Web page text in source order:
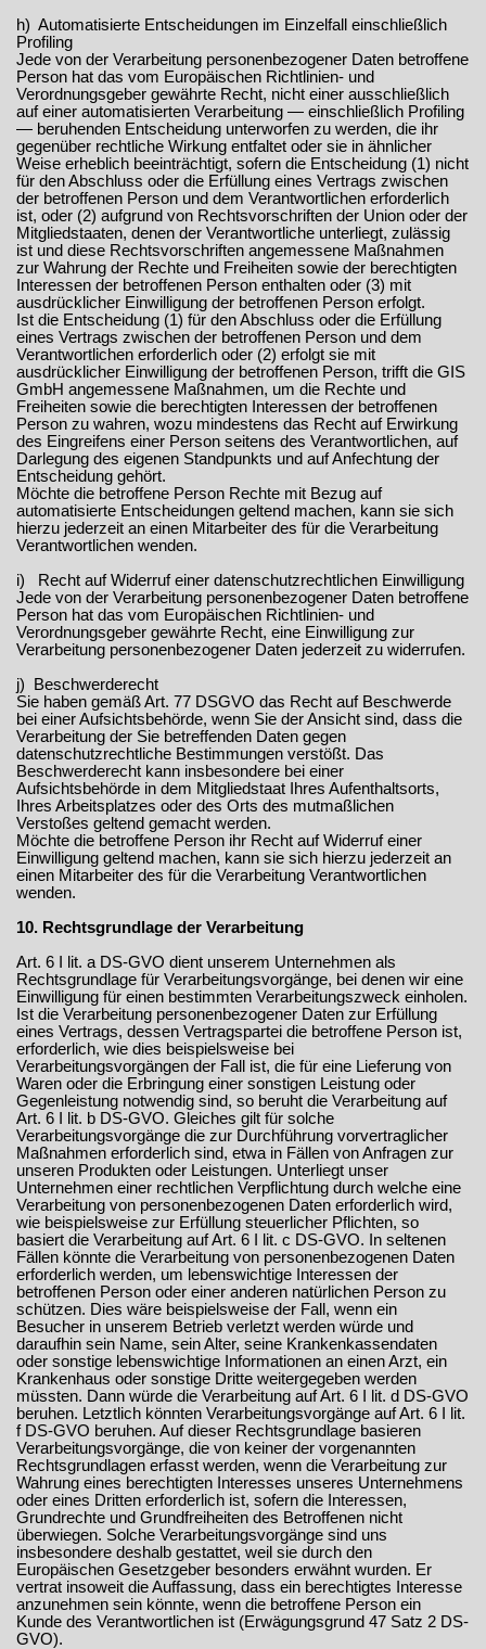
h) Automatisierte Entscheidungen im Einzelfall einschließlich
Profiling
Jede von der Verarbeitung personenbezogener Daten betroffene
Person hat das vom Europäischen Richtlinien- und
Verordnungsgeber gewährte Recht, nicht einer ausschließlich
auf einer automatisierten Verarbeitung — einschließlich Profiling
— beruhenden Entscheidung unterworfen zu werden, die ihr
gegenüber rechtliche Wirkung entfaltet oder sie in ähnlicher
Weise erheblich beeinträchtigt, sofern die Entscheidung (1) nicht
für den Abschluss oder die Erfüllung eines Vertrags zwischen
der betroffenen Person und dem Verantwortlichen erforderlich
ist, oder (2) aufgrund von Rechtsvorschriften der Union oder der
Mitgliedstaaten, denen der Verantwortliche unterliegt, zulässig
ist und diese Rechtsvorschriften angemessene Maßnahmen
zur Wahrung der Rechte und Freiheiten sowie der berechtigten
Interessen der betroffenen Person enthalten oder (3) mit
ausdrücklicher Einwilligung der betroffenen Person erfolgt.
Ist die Entscheidung (1) für den Abschluss oder die Erfüllung
eines Vertrags zwischen der betroffenen Person und dem
Verantwortlichen erforderlich oder (2) erfolgt sie mit
ausdrücklicher Einwilligung der betroffenen Person, trifft die GIS
GmbH angemessene Maßnahmen, um die Rechte und
Freiheiten sowie die berechtigten Interessen der betroffenen
Person zu wahren, wozu mindestens das Recht auf Erwirkung
des Eingreifens einer Person seitens des Verantwortlichen, auf
Darlegung des eigenen Standpunkts und auf Anfechtung der
Entscheidung gehört.
Möchte die betroffene Person Rechte mit Bezug auf
automatisierte Entscheidungen geltend machen, kann sie sich
hierzu jederzeit an einen Mitarbeiter des für die Verarbeitung
Verantwortlichen wenden.
i) Recht auf Widerruf einer datenschutzrechtlichen Einwilligung
Jede von der Verarbeitung personenbezogener Daten betroffene
Person hat das vom Europäischen Richtlinien- und
Verordnungsgeber gewährte Recht, eine Einwilligung zur
Verarbeitung personenbezogener Daten jederzeit zu widerrufen.
j) Beschwerderecht
Sie haben gemäß Art. 77 DSGVO das Recht auf Beschwerde
bei einer Aufsichtsbehörde, wenn Sie der Ansicht sind, dass die
Verarbeitung der Sie betreffenden Daten gegen
datenschutzrechtliche Bestimmungen verstößt. Das
Beschwerderecht kann insbesondere bei einer
Aufsichtsbehörde in dem Mitgliedstaat Ihres Aufenthaltsorts,
Ihres Arbeitsplatzes oder des Orts des mutmaßlichen
Verstoßes geltend gemacht werden.
Möchte die betroffene Person ihr Recht auf Widerruf einer
Einwilligung geltend machen, kann sie sich hierzu jederzeit an
einen Mitarbeiter des für die Verarbeitung Verantwortlichen
wenden.
10. Rechtsgrundlage der Verarbeitung
Art. 6 I lit. a DS-GVO dient unserem Unternehmen als
Rechtsgrundlage für Verarbeitungsvorgänge, bei denen wir eine
Einwilligung für einen bestimmten Verarbeitungszweck einholen.
Ist die Verarbeitung personenbezogener Daten zur Erfüllung
eines Vertrags, dessen Vertragspartei die betroffene Person ist,
erforderlich, wie dies beispielsweise bei
Verarbeitungsvorgängen der Fall ist, die für eine Lieferung von
Waren oder die Erbringung einer sonstigen Leistung oder
Gegenleistung notwendig sind, so beruht die Verarbeitung auf
Art. 6 I lit. b DS-GVO. Gleiches gilt für solche
Verarbeitungsvorgänge die zur Durchführung vorvertraglicher
Maßnahmen erforderlich sind, etwa in Fällen von Anfragen zur
unseren Produkten oder Leistungen. Unterliegt unser
Unternehmen einer rechtlichen Verpflichtung durch welche eine
Verarbeitung von personenbezogenen Daten erforderlich wird,
wie beispielsweise zur Erfüllung steuerlicher Pflichten, so
basiert die Verarbeitung auf Art. 6 I lit. c DS-GVO. In seltenen
Fällen könnte die Verarbeitung von personenbezogenen Daten
erforderlich werden, um lebenswichtige Interessen der
betroffenen Person oder einer anderen natürlichen Person zu
schützen. Dies wäre beispielsweise der Fall, wenn ein
Besucher in unserem Betrieb verletzt werden würde und
daraufhin sein Name, sein Alter, seine Krankenkassendaten
oder sonstige lebenswichtige Informationen an einen Arzt, ein
Krankenhaus oder sonstige Dritte weitergegeben werden
müssten. Dann würde die Verarbeitung auf Art. 6 I lit. d DS-GVO
beruhen. Letztlich könnten Verarbeitungsvorgänge auf Art. 6 I lit.
f DS-GVO beruhen. Auf dieser Rechtsgrundlage basieren
Verarbeitungsvorgänge, die von keiner der vorgenannten
Rechtsgrundlagen erfasst werden, wenn die Verarbeitung zur
Wahrung eines berechtigten Interesses unseres Unternehmens
oder eines Dritten erforderlich ist, sofern die Interessen,
Grundrechte und Grundfreiheiten des Betroffenen nicht
überwiegen. Solche Verarbeitungsvorgänge sind uns
insbesondere deshalb gestattet, weil sie durch den
Europäischen Gesetzgeber besonders erwähnt wurden. Er
vertrat insoweit die Auffassung, dass ein berechtigtes Interesse
anzunehmen sein könnte, wenn die betroffene Person ein
Kunde des Verantwortlichen ist (Erwägungsgrund 47 Satz 2 DS-
GVO).